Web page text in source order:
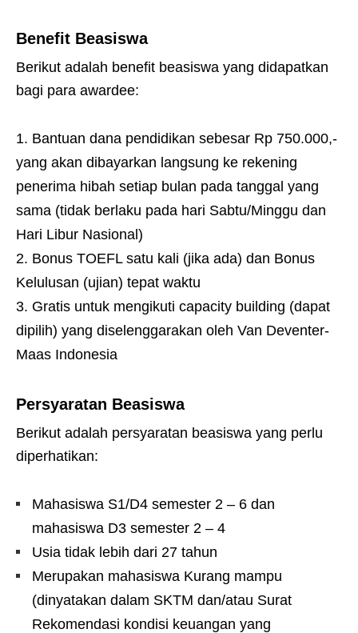
Benefit Beasiswa
Berikut adalah benefit beasiswa yang didapatkan
bagi para awardee:
Bantuan dana pendidikan sebesar Rp 750.000,-
yang akan dibayarkan langsung ke rekening
penerima hibah setiap bulan pada tanggal yang
sama (tidak berlaku pada hari Sabtu/Minggu dan
Hari Libur Nasional)
Bonus TOEFL satu kali (jika ada) dan Bonus
Kelulusan (ujian) tepat waktu
Gratis untuk mengikuti capacity building (dapat
dipilih) yang diselenggarakan oleh Van Deventer-
Maas Indonesia
Persyaratan Beasiswa
Berikut adalah persyaratan beasiswa yang perlu
diperhatikan:
Mahasiswa S1/D4 semester 2 – 6 dan
mahasiswa D3 semester 2 – 4
Usia tidak lebih dari 27 tahun
Merupakan mahasiswa Kurang mampu
(dinyatakan dalam SKTM dan/atau Surat
Rekomendasi kondisi keuangan yang